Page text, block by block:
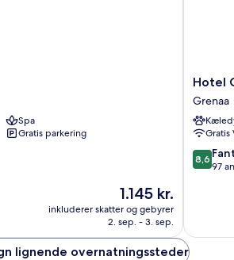
Spa
Gratis parkering
Prisen
1.145 kr.
1.145 kr.
inkluderer skatter og gebyrer
2. sep. - 3. sep.
Hotel
Gjerrild
Kro
Grenaa
Hotel
Grenaa
Gratis
8.6
ud
8,6
97
lignende overnatningssteder